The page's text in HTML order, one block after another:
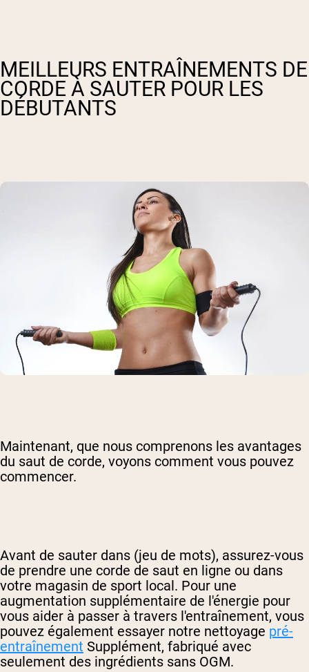
MEILLEURS ENTRAÎNEMENTS DE
CORDE À SAUTER POUR LES
DÉBUTANTS
Maintenant, que nous comprenons les avantages
du saut de corde, voyons comment vous pouvez
commencer.
Avant de sauter dans (jeu de mots), assurez-vous
de prendre une corde de saut en ligne ou dans
votre magasin de sport local. Pour une
augmentation supplémentaire de l'énergie pour
vous aider à passer à travers l'entraînement, vous
pouvez également essayer notre nettoyage pré-
entraînement Supplément, fabriqué avec
seulement des ingrédients sans OGM.